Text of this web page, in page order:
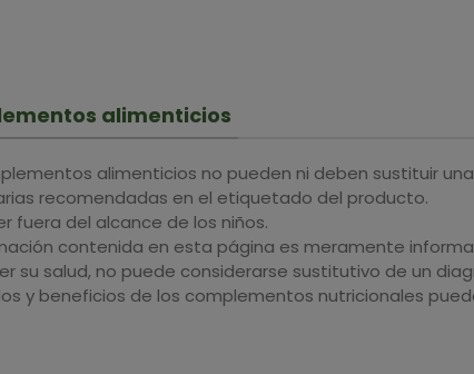
alimenticios
alimenticios no pueden ni deben sustituir
recomendadas en el etiquetado del producto.
fuera del alcance de los niños.
contenida en esta página es meramente
su salud, no puede considerarse sustitutivo de un
y beneficios de los complementos nutricionales